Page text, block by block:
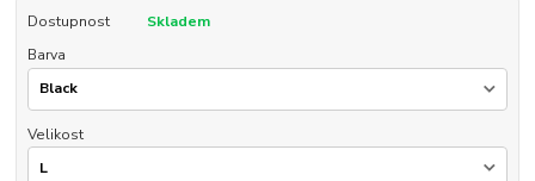
Dostupnost
Skladem
Barva
Velikost